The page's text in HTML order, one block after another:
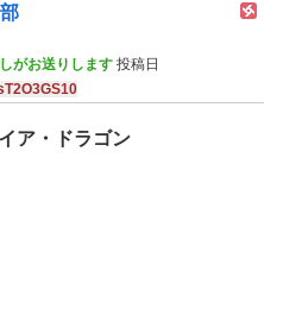
がお送りします 投稿日
ア・ドラゴン